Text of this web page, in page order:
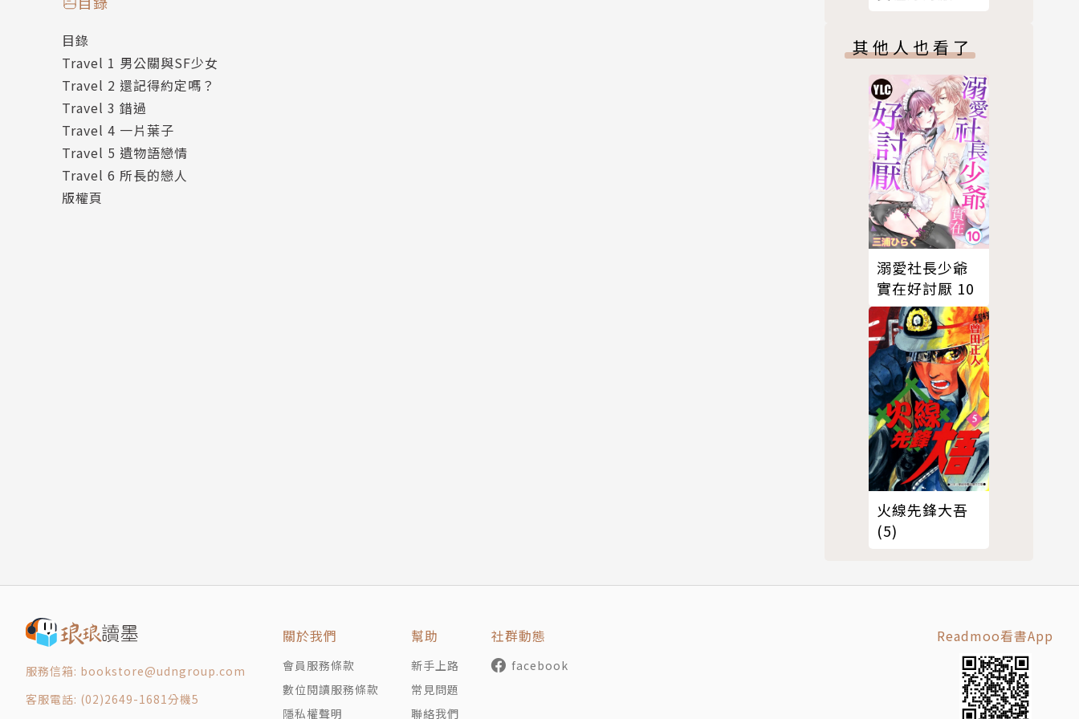
『這是一部該讓所有人看到的漫畫，看完後十分理解為什麼名字裡有「我和你的足跡」這段文字，會不由感歎：回憶過去
是再一次認識自己的最好方式，我們追求著未來，但我們的未來往往藏在過去。』
作者簡介
よしづきくみち
日本知名漫畫家，畫風清爽近人。跨足於漫畫及小說插畫。
為輕小說「我成了校園怪談的原因」的小說繪師。
目錄
Travel 1 男公關與SF少女
Travel 2 還記得約定嗎？
Travel 3 錯過
Travel 4 一片葉子
Travel 5 遺物語戀情
Travel 6 所長的戀人
版權頁
其他人也看了
溺愛社長少爺
實在好討厭 10
火線先鋒大吾
(5)
服務信箱: bookstore@udngroup.com
客服電話: (02)2649-1681分機5
關於我們
會員服務條款
數位閱讀服務條款
隱私權聲明
幫助
新手上路
常見問題
聯絡我們
社群動態
facebook
Readmoo看書App